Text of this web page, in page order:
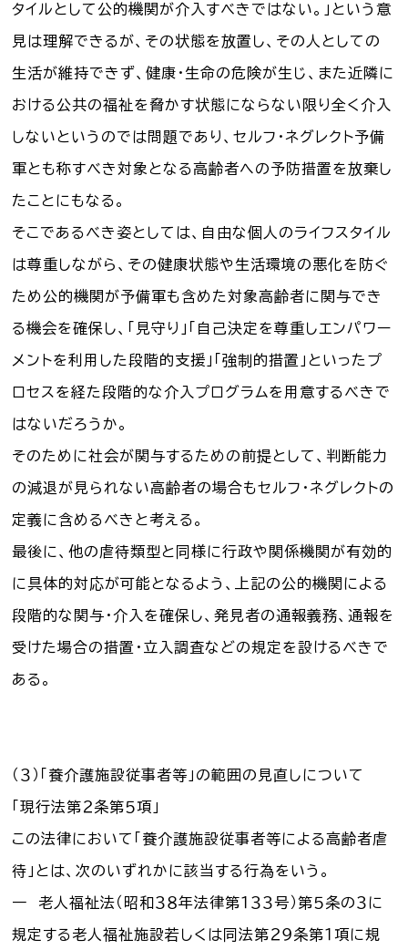
タイルとして公的機関が介入すべきではない。」という意
見は理解できるが、その状態を放置し、その人としての
生活が維持できず、健康・生命の危険が生じ、また近隣に
おける公共の福祉を脅かす状態にならない限り全く介入
しないというのでは問題であり、セルフ・ネグレクト予備
軍とも称すべき対象となる高齢者への予防措置を放棄し
たことにもなる。
そこであるべき姿としては、自由な個人のライフスタイル
は尊重しながら、その健康状態や生活環境の悪化を防ぐ
ため公的機関が予備軍も含めた対象高齢者に関与でき
る機会を確保し、「見守り」「自己決定を尊重しエンパワー
メントを利用した段階的支援」「強制的措置」といったプ
ロセスを経た段階的な介入プログラムを用意するべきで
はないだろうか。
そのために社会が関与するための前提として、判断能力
の減退が見られない高齢者の場合もセルフ・ネグレクトの
定義に含めるべきと考える。
最後に、他の虐待類型と同様に行政や関係機関が有効的
に具体的対応が可能となるよう、上記の公的機関による
段階的な関与・介入を確保し、発見者の通報義務、通報を
受けた場合の措置・立入調査などの規定を設けるべきで
ある。
（３）「養介護施設従事者等」の範囲の見直しについて
「現行法第２条第５項」
この法律において「養介護施設従事者等による高齢者虐
待」とは、次のいずれかに該当する行為をいう。
一 老人福祉法（昭和３８年法律第１３３号）第５条の３に
規定する老人福祉施設若しくは同法第２９条第１項に規